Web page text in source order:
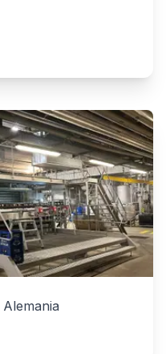
Alemania